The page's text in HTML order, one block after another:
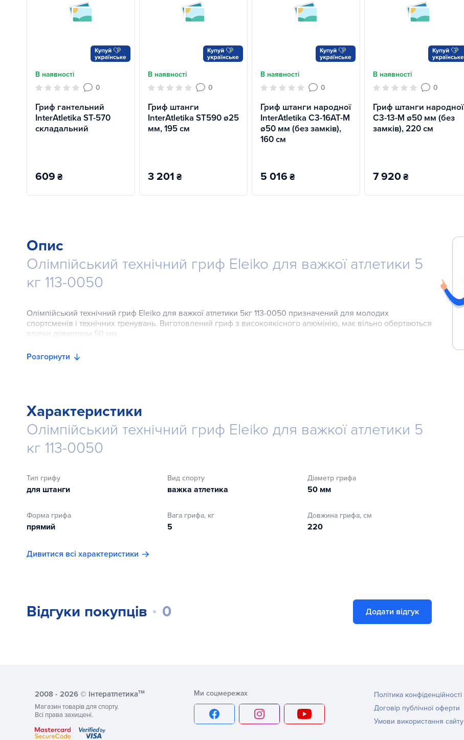
В наявності
0
Гриф гантельний
InterAtletika ST-570
складальний
609 ₴
В наявності
0
Гриф штанги
InterAtletika ST590 ø25
мм, 195 см
3 201 ₴
В наявності
0
Гриф штанги народної
InterAtletika C3-16AT-M
ø50 мм (без замків),
160 см
5 016 ₴
В наявності
0
Гриф штанги народної
C3-13-M ø50 мм (без
замків), 220 см
7 920₴
Опис
Олімпійський технічний гриф Eleiko для важкої атлетики 5
кг 113-0050
Олімпійський технічний гриф Eleiko для важкої атлетики 5кг 113-0050 призначений для молодих
спортсменів і технічних тренувань. Виготовлений гриф з високоякісного алюмінію, має вільно обертаються
втулки діаметром 50 мм.
Розгорнути
Характеристики
Олімпійський технічний гриф Eleiko для важкої атлетики 5
кг 113-0050
Тип грифу
для штанги
Вид спорту
важка атлетика
Діаметр грифа
50 мм
Форма грифа
прямий
Вага грифа, кг
5
Довжина грифа, см
220
Дивитися всі характеристики
Відгуки покупців 0 Додати відгук
Ми соцмережах
2008 - 2026 © Інтератлетикатм
Магазин товарів для спорту.
Всі права захищені.
Політика конфіденційності
Договір публічної оферти
Умови використання сайту